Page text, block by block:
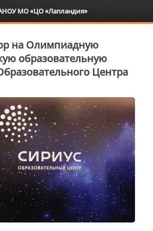
на Олимпиадную
образовательную
Центра
МО «ЦО «Лапландия»